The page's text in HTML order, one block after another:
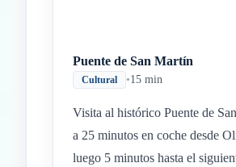
Puente de San Martín
Cultural •15 min
Visita al histórico Puente de
a 25 minutos en coche desde
luego 5 minutos hasta el